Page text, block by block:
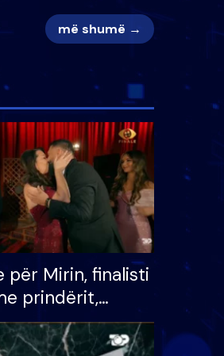
më shumë →
për Mirin, finalisti
prindërit,
bashkëshorten:
letër divorci